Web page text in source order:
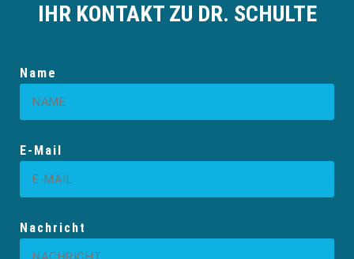
IHR KONTAKT ZU DR. SCHULTE
Name
E-Mail
Nachricht